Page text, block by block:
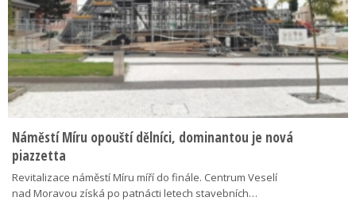
Náměstí Míru opouští dělníci, dominantou je nová
piazzetta
Revitalizace náměstí Míru míří do finále. Centrum Veselí
nad Moravou získá po patnácti letech stavebních…